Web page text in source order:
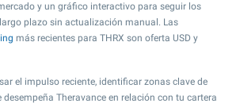
y un gráfico interactivo para seguir los
plazo sin actualización manual. Las
más recientes para THRX son oferta USD y
el impulso reciente, identificar zonas clave de
Theravance en relación con tu cartera